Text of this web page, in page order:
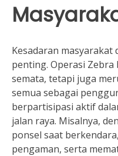
Kesadaran
penting. Operasi
semata, tetapi juga
semua sebagai
berpartisipasi aktif
jalan raya. Misalnya,
ponsel saat
pengaman, serta